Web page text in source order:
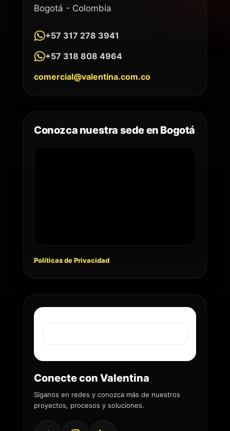
Bogotá - Colombia
+57 317 278 3941
+57 318 808 4964
comercial@valentina.com.co
Conozca nuestra sede en Bogotá
Políticas de Privacidad
Conecte con Valentina
Síganos en redes y conozca más de nuestros
proyectos, procesos y soluciones.